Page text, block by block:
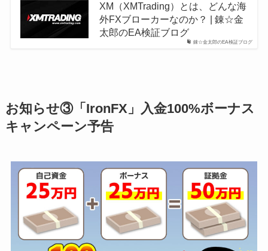
錬☆金太郎のEA検証ブログ
XM（XMTrading）とは、どんな海
外FXブローカーなのか？ | 錬☆金
太郎のEA検証ブログ
お知らせ③「IronFX」入金100%ボーナス
キャンペーン予告